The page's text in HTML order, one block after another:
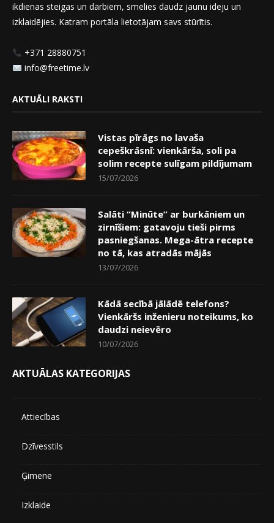
ikdienas steigas un darbiem, smelies daudz jaunu ideju un
izklaidējies. Katram portāla lietotājam savs stūrītis.
+371 28880751
info@freetime.lv
AKTUĀLI RAKSTI
Vistas pīrāgs no lavaša
cepeškrāsnī: vienkārša, soli pa
solim recepte sulīgam pildījumam
15/07/2026
Salāti “Minūte” ar burkāniem un
zirnīšiem: gatavoju tieši pirms
pasniegšanas. Mega-ātra recepte
no tā, kas atradās mājās
13/07/2026
Kādā secībā jālādē telefons?
Vienkāršs inženieru noteikums, ko
daudzi neievēro
10/07/2026
AKTUĀLAS KATEGORIJAS
Attiecības
Dzīvesstils
Ģimene
Izklaide